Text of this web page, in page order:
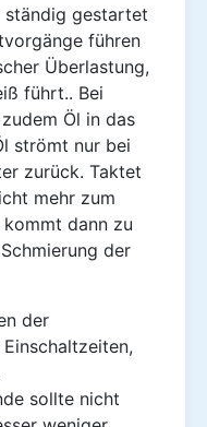
ständig gestartet
führen
Überlastung,
führt.. Bei
Öl in das
strömt nur bei
zurück. Taktet
mehr zum
dann zu
der
der
sollte nicht